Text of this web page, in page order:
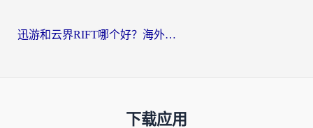
迅游和云界RIFT哪个好？海外党亲测3款回国加速器，教你无缝刷国内剧玩游戏
下载应用